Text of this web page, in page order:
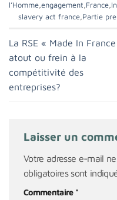
l’Homme,engagement,France,
slavery act france,Partie
La RSE « Made In
atout ou frein à la
compétitivité des
entreprises?
Laisser un
Votre adresse e-mail
obligatoires sont
Commentaire *